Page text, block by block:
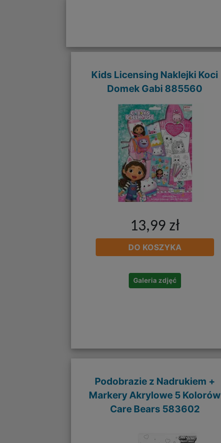
Kids Licensing Naklejki Koci
Domek Gabi 885560
13,99 zł
DO KOSZYKA
Galeria zdjęć
Podobrazie z Nadrukiem +
Markery Akrylowe 5 Kolorów
Care Bears 583602